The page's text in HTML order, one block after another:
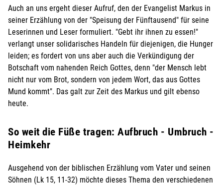
Auch an uns ergeht dieser Aufruf, den der Evangelist Markus in
seiner Erzählung von der "Speisung der Fünftausend" für seine
Leserinnen und Leser formuliert. "Gebt ihr ihnen zu essen!"
verlangt unser solidarisches Handeln für diejenigen, die Hunger
leiden; es fordert von uns aber auch die Verkündigung der
Botschaft vom nahenden Reich Gottes, denn "der Mensch lebt
nicht nur vom Brot, sondern von jedem Wort, das aus Gottes
Mund kommt". Das galt zur Zeit des Markus und gilt ebenso
heute.
So weit die Füße tragen: Aufbruch - Umbruch -
Heimkehr
Ausgehend von der biblischen Erzählung vom Vater und seinen
Söhnen (Lk 15, 11-32) möchte dieses Thema den verschiedenen